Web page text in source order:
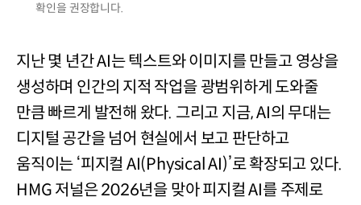
확인을 권장합니다.
지난 몇 년간 AI는 텍스트와 이미지를 만들고 영상을
생성하며 인간의 지적 작업을 광범위하게 도와줄
만큼 빠르게 발전해 왔다. 그리고 지금, AI의 무대는
디지털 공간을 넘어 현실에서 보고 판단하고
움직이는 ‘피지컬 AI(Physical AI)’로 확장되고 있다.
HMG 저널은 2026년을 맞아 피지컬 AI를 주제로